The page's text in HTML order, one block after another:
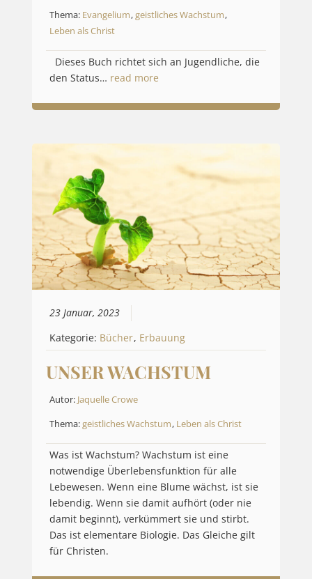
Thema: Evangelium,geistliches Wachstum,
Leben als Christ
Dieses Buch richtet sich an Jugendliche, die
den Status… read more
23 Januar, 2023
Kategorie: Bücher, Erbauung
UNSER WACHSTUM
Autor: Jaquelle Crowe
Thema:geistliches Wachstum, Leben als Christ
Was ist Wachstum? Wachstum ist eine
notwendige Überlebensfunktion für alle
Lebewesen. Wenn eine Blume wächst, ist sie
lebendig. Wenn sie damit aufhört (oder nie
damit beginnt), verkümmert sie und stirbt.
Das ist elementare Biologie. Das Gleiche gilt
für Christen.